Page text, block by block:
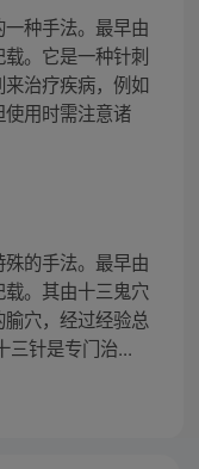
种手法。最早由
。它是一种针刺
治疗疾病，例如
用时需注意诸
的手法。最早由
。其由十三鬼穴
穴，经过经验总
三针是专门治...